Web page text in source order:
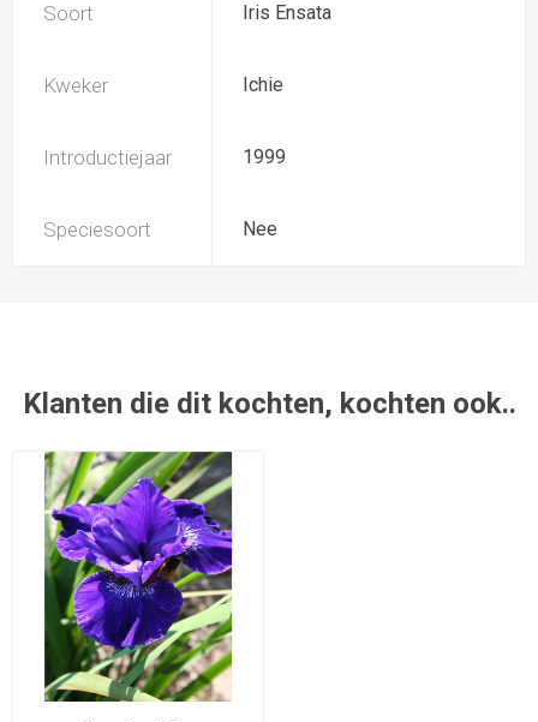
Soort Iris Ensata
Kweker Ichie
Introductiejaar 1999
Speciesoort Nee
Klanten die dit kochten, kochten ook..